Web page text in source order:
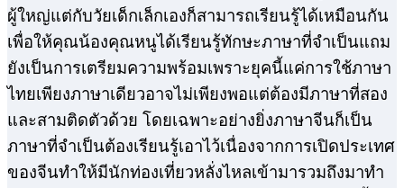
ผู้ใหญ่แต่กับวัยเด็กเล็กเองก็สามารถเรียนรู้ได้เหมือนกัน
เพื่อให้คุณน้องคุณหนูได้เรียนรู้ทักษะภาษาที่จำเป็นแถม
ยังเป็นการเตรียมความพร้อมเพราะยุคนี้แค่การใช้ภาษา
ไทยเพียงภาษาเดียวอาจไม่เพียงพอแต่ต้องมีภาษาที่สอง
และสามติดตัวด้วย โดยเฉพาะอย่างยิ่งภาษาจีนก็เป็น
ภาษาที่จำเป็นต้องเรียนรู้เอาไว้เนื่องจากการเปิดประเทศ
ของจีนทำให้มีนักท่องเที่ยวหลั่งไหลเข้ามารวมถึงมาทำ